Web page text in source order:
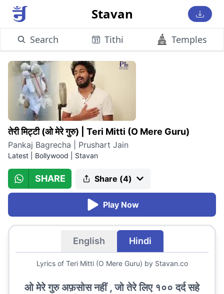
Stavan
Search Tithi Temples
तेरी मिट्टी (ओ मेरे गुरु) Teri Mitti (O Mere Guru)
Pankaj Bagrecha | Prushart Jain
Latest | Bollywood Stavan
SHARE Share (4)
Play Now
English Hindi
Lyrics of Teri Mitti (O Mere Guru) by Stavan.co
ओ मेरे गुरु अफ़सोस नहीं , जो तेरे लिए १०० दर्द सहे